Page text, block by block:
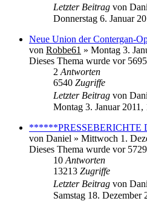
Letzter Beitrag von
Donnerstag 6. Januar
Neue Union der Contergan-
von Robbe61 » Montag 3.
Dieses Thema wurde vor
2 Antworten
6540 Zugriffe
Letzter Beitrag von
Montag 3. Januar 2011,
******PRESSEBERICHTE
von Daniel » Mittwoch 1.
Dieses Thema wurde vor
10 Antworten
13213 Zugriffe
Letzter Beitrag von
Samstag 18. Dezember